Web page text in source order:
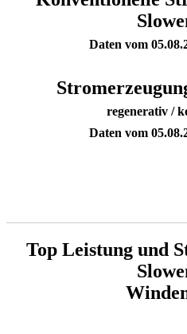
Daten vom
regenerativ /
Daten vom
Top Leistung und